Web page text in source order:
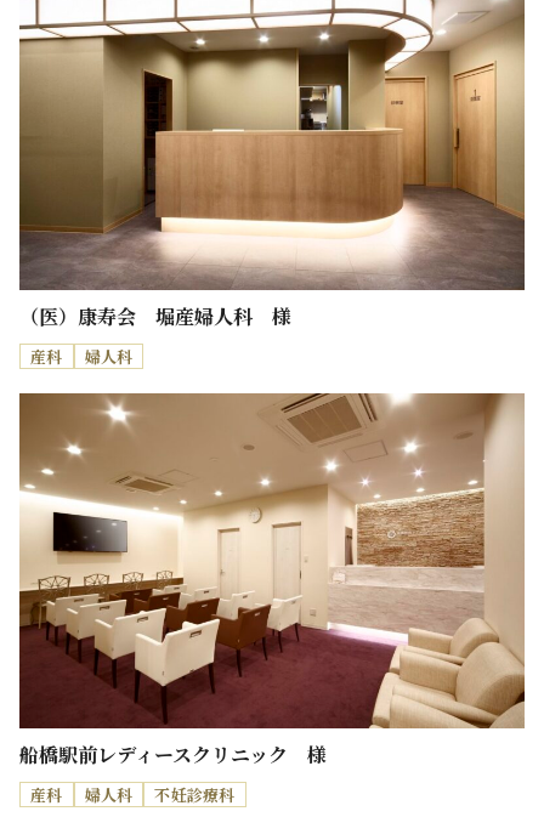
（医）康寿会 堀産婦人科 様
産科 婦人科
船橋駅前レディースクリニック 様
産科 婦人科 不妊診療科